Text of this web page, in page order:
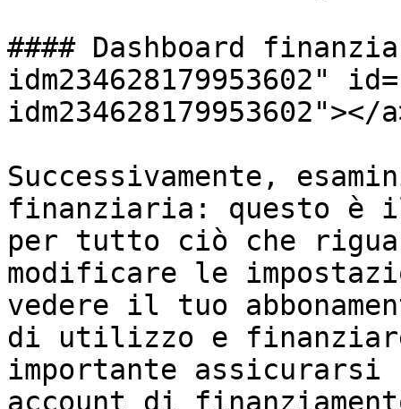
#### Dashboard
idm234628179953602"
idm234628179953602"></
Successivamente,
finanziaria: questo è
per tutto ciò che
modificare le
vedere il tuo
di utilizzo e
importante
account di